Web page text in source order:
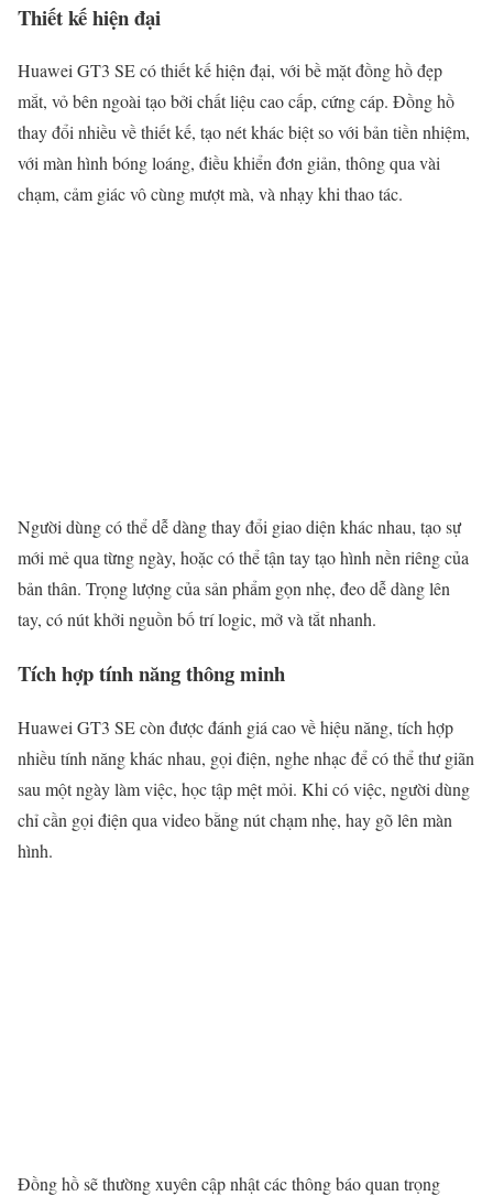
Thiết kế hiện đại
Huawei GT3 SE có thiết kế hiện đại, với bề mặt đồng hồ đẹp
mắt, vỏ bên ngoài tạo bởi chất liệu cao cấp, cứng cáp. Đồng hồ
thay đổi nhiều về thiết kế, tạo nét khác biệt so với bản tiền nhiệm,
với màn hình bóng loáng, điều khiển đơn giản, thông qua vài
chạm, cảm giác vô cùng mượt mà, và nhạy khi thao tác.
Người dùng có thể dễ dàng thay đổi giao diện khác nhau, tạo sự
mới mẻ qua từng ngày, hoặc có thể tận tay tạo hình nền riêng của
bản thân. Trọng lượng của sản phẩm gọn nhẹ, đeo dễ dàng lên
tay, có nút khởi nguồn bố trí logic, mở và tắt nhanh.
Tích hợp tính năng thông minh
Huawei GT3 SE còn được đánh giá cao về hiệu năng, tích hợp
nhiều tính năng khác nhau, gọi điện, nghe nhạc để có thể thư giãn
sau một ngày làm việc, học tập mệt mỏi. Khi có việc, người dùng
chỉ cần gọi điện qua video bằng nút chạm nhẹ, hay gõ lên màn
hình.
Đồng hồ sẽ thường xuyên cập nhật các thông báo quan trọng